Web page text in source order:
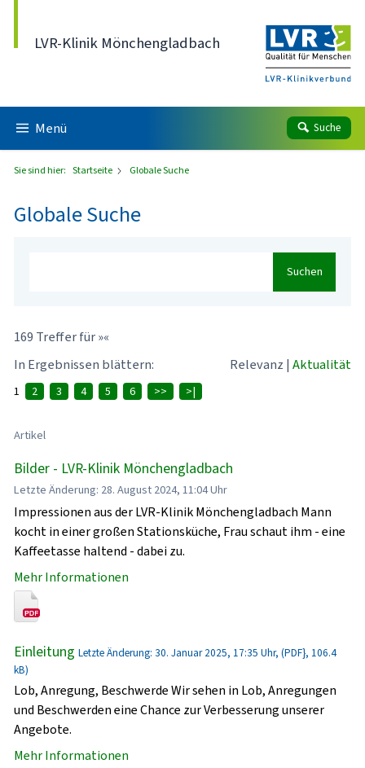
LVR-Klinik Mönchengladbach
Menü Suche
Sie sind hier: Startseite Globale Suche
Globale Suche
Suchen
169 Treffer für »«
In Ergebnissen blättern:
Relevanz | Aktualität
1 2 3 4 5 6 >> >|
Artikel
Bilder - LVR-Klinik Mönchengladbach
Letzte Änderung: 28. August 2024, 11:04 Uhr
Impressionen aus der LVR-Klinik Mönchengladbach Mann
kocht in einer großen Stationsküche, Frau schaut ihm - eine
Kaffeetasse haltend - dabei zu.
Mehr Informationen
Einleitung Letzte Änderung: 30. Januar 2025, 17:35 Uhr, (PDF}, 106.4
kB)
Lob, Anregung, Beschwerde Wir sehen in Lob, Anregungen
und Beschwerden eine Chance zur Verbesserung unserer
Angebote.
Mehr Informationen